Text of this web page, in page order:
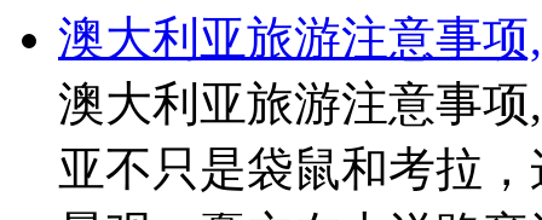
澳大利亚旅游注意事
澳大利亚旅游注意事
亚不只是袋鼠和考拉